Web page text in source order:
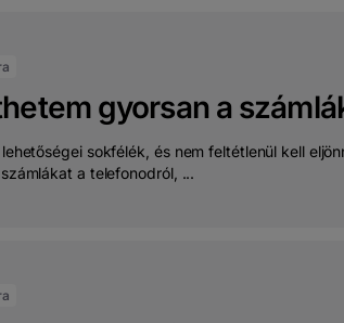
gyorsan a
sokfélék, és nem feltétlenül kell
a telefonodról, ...